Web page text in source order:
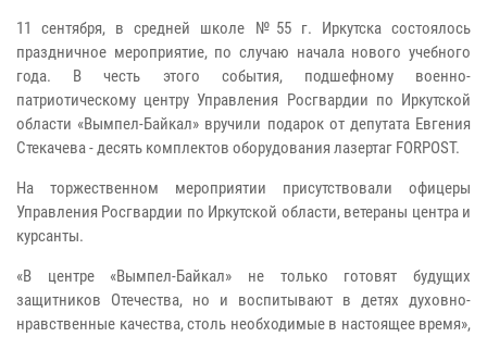
11 сентября, в средней школе №55 г. Иркутска состоялось
праздничное мероприятие, по случаю начала нового учебного
года. В честь этого события, подшефному военно-
патриотическому центру Управления Росгвардии по Иркутской
области «Вымпел-Байкал» вручили подарок от депутата Евгения
Стекачева - десять комплектов оборудования лазертаг FORPOST.
На торжественном мероприятии присутствовали офицеры
Управления Росгвардии по Иркутской области, ветераны центра и
курсанты.
«В центре «Вымпел-Байкал» не только готовят будущих
защитников Отечества, но и воспитывают в детях духовно-
нравственные качества, столь необходимые в настоящее время»,